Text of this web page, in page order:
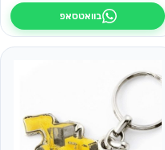
בוואטסאפ